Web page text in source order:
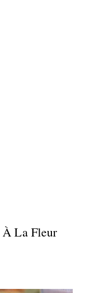
La Fleur